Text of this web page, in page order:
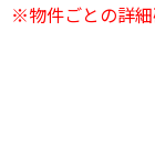
※物件ごとの詳細